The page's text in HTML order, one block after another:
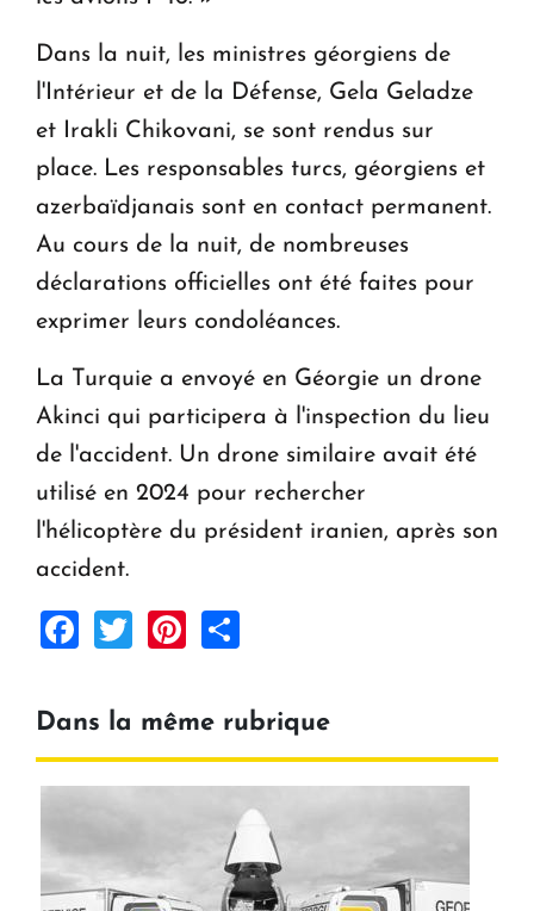
Dans la nuit, les ministres géorgiens de
l'Intérieur et de la Défense, Gela Geladze
et Irakli Chikovani, se sont rendus sur
place. Les responsables turcs, géorgiens et
azerbaïdjanais sont en contact permanent.
Au cours de la nuit, de nombreuses
déclarations officielles ont été faites pour
exprimer leurs condoléances.
La Turquie a envoyé en Géorgie un drone
Akinci qui participera à l'inspection du lieu
de l'accident. Un drone similaire avait été
utilisé en 2024 pour rechercher
l'hélicoptère du président iranien, après son
accident.
Facebook
TwitterPinterest
Dans la même rubrique